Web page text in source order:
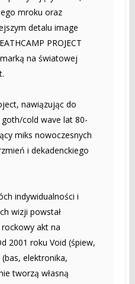
mroku oraz
detalu image
PROJECT
na światowej
nawiązując do
cold wave lat 80-
miks nowoczesnych
i dekadenckiego
indywidualności i
wizji powstał
akt na
2001 roku Void (śpiew,
elektronika,
tworzą własną